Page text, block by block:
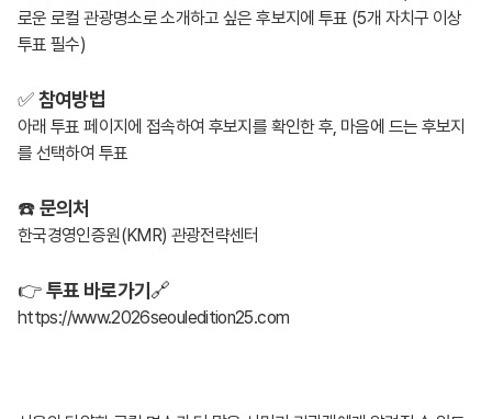
로운 로컬 관광명소로 소개하고 싶은 후보지에 투표 (5개 자치구 이상
투표 필수)
✅참여방법
아래 투표 페이지에 접속하여 후보지를 확인한 후, 마음에 드는 후보지
를 선택하여 투표
☎️문의처
한국경영인증원(KMR) 관광전략센터
👉투표 바로가기🔗
https://www.2026seouledition25.com